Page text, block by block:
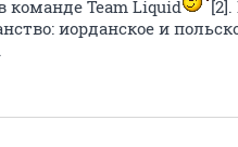
Team Liquid
иорданское и